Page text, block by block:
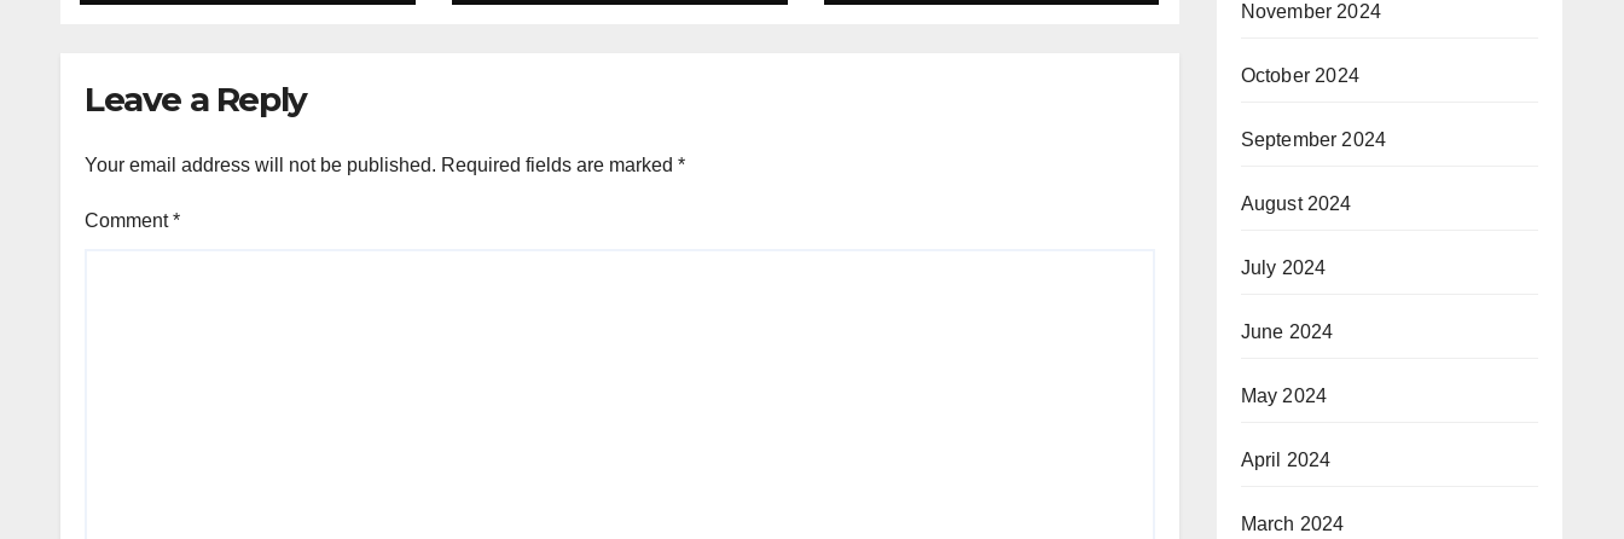
Leave a Reply
Your email address will not be published. Required fields are marked *
Comment*
November 2024
October 2024
September 2024
August 2024
July 2024
June 2024
May 2024
April 2024
March 2024